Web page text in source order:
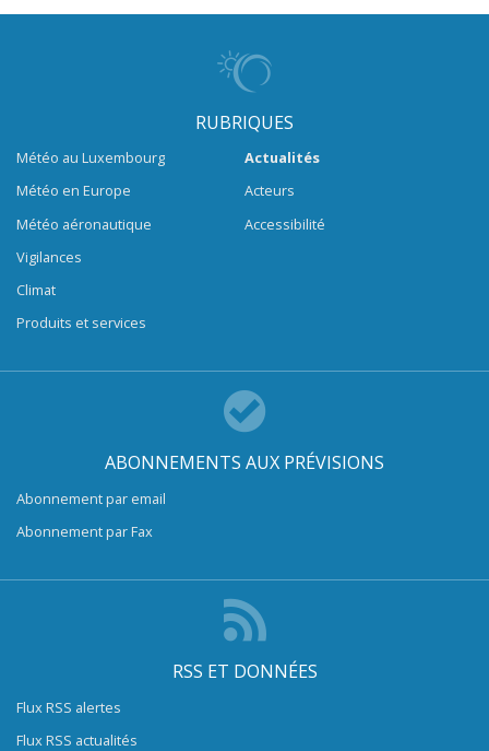
RUBRIQUES
Météo au Luxembourg
Météo en Europe
Météo aéronautique
Vigilances
Climat
Produits et services
Actualités
Acteurs
Accessibilité
ABONNEMENTS AUX PRÉVISIONS
Abonnement par email
Abonnement par Fax
RSS ET DONNÉES
Flux RSS alertes
Flux RSS actualités